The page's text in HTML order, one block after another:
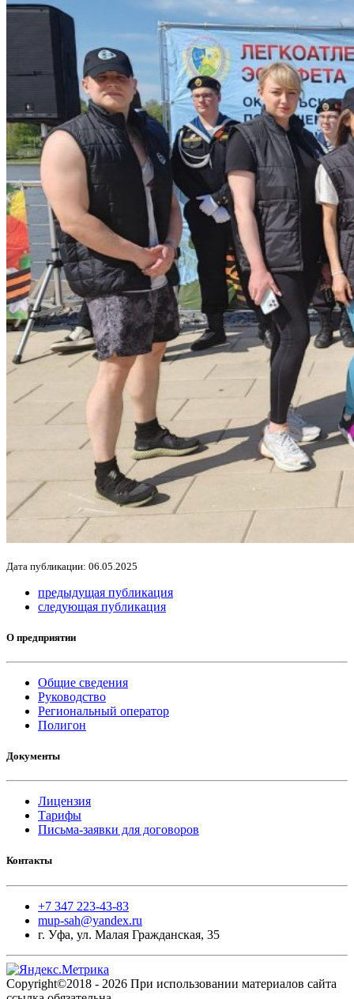
Дата публикации: 06.05.2025
предыдущая публикация
следующая публикация
О предприятии
Общие сведения
Руководство
Региональный оператор
Полигон
Документы
Лицензия
Тарифы
Письма-заявки для договоров
Контакты
+7 347 223-43-83
mup-sah@yandex.ru
г. Уфа, ул. Малая Гражданская, 35
Copyright©2018 - 2026 При использовании материалов сайта